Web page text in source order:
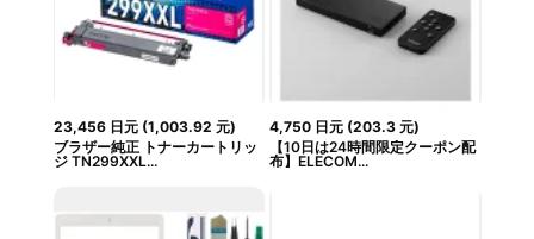
23,456 日元(1,003.92 元)
ブラザー純正 トナーカートリッ
ジ TN299XXL...
4,750 日元 (203.3 元)
【10日は24時間限定クーポン配
布】ELECOM...